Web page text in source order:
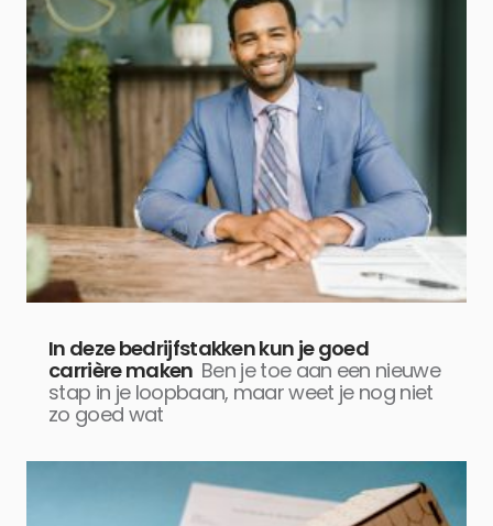
In deze bedrijfstakken kun je goed
carrière maken Ben je toe aan een nieuwe
stap in je loopbaan, maar weet je nog niet
zo goed wat